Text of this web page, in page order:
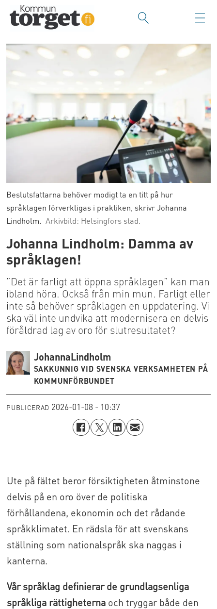
Beslutsfattarna behöver modigt ta en titt på hur
språklagen förverkligas i praktiken, skrivr Johanna
Lindholm. Arkivbild: Helsingfors stad.
Johanna Lindholm: Damma av
språklagen!
”Det är farligt att öppna språklagen” kan man
ibland höra. Också från min mun. Farligt eller
inte så behöver språklagen en uppdatering. Vi
ska väl inte undvika att modernisera en delvis
föråldrad lag av oro för slutresultatet?
JohannaLindholm
SAKKUNNIG VID SVENSKA VERKSAMHETEN PÅ
KOMMUNFÖRBUNDET
PUBLICERAD 2026-01-08 - 10:37
Ute på fältet beror försiktigheten åtminstone
delvis på en oro över de politiska
förhållandena, ekonomin och det rådande
språkklimatet. En rädsla för att svenskans
ställning som nationalspråk ska naggas i
kanterna.
Vår språklag definierar de grundlagsenliga
språkliga rättigheternaoch tryggar både den